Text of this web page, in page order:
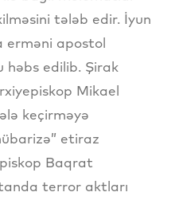
tələb edir. İyun
erməni apostol
həbs edilib. Şirak
Mikael
keçirməyə
etiraz
Baqrat
terror aktları